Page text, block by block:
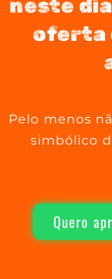
neste
oferta
Pelo menos
simbólico
Quero